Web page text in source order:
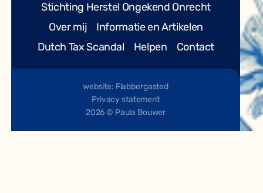
Stichting Herstel Ongekend Onrecht
Over mij
Informatie en Artikelen
Dutch Tax Scandal
Helpen Contact
2026 © Paula Bouwer
website: Flabbergasted
Privacy statement